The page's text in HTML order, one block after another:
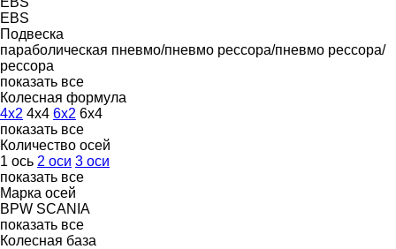
EBS
Подвеска
параболическая пневмо/пневмо рессора/пневмо рессора/
рессора
показать все
Колесная формула
4x2 4x4 6x2 6x4
показать все
Количество осей
1 ось 2 оси 3 оси
показать все
Марка осей
BPW SCANIA
показать все
Колесная база